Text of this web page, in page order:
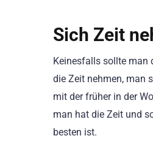
Sich Zeit
Keinesfalls sollte man
die Zeit nehmen, man
mit der früher in der
man hat die Zeit und
besten ist.